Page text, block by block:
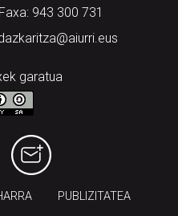
943 300 731
garatua
PUBLIZITATEA